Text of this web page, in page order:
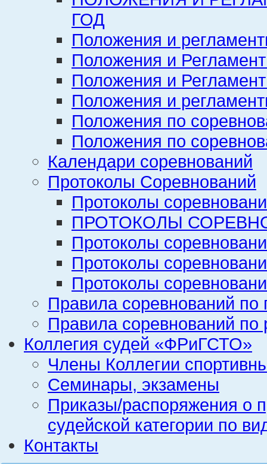
ГОД
Положения и
Положения и
Положения и
Положения и
Положения по
Положения по
Календари соревнований
Протоколы Соревнований
Протоколы
ПРОТОКОЛЫ
Протоколы
Протоколы
Протоколы
Правила соревнований по
Правила соревнований по
Коллегия судей «ФРиГСТО»
Члены Коллегии
Семинары, экзамены
Приказы/распоряжения о
судейской категории по
Контакты